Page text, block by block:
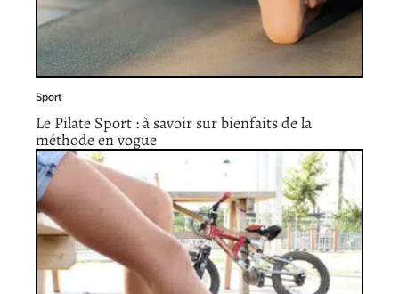
Sport
Le Pilate Sport : à savoir sur bienfaits de la
méthode en vogue